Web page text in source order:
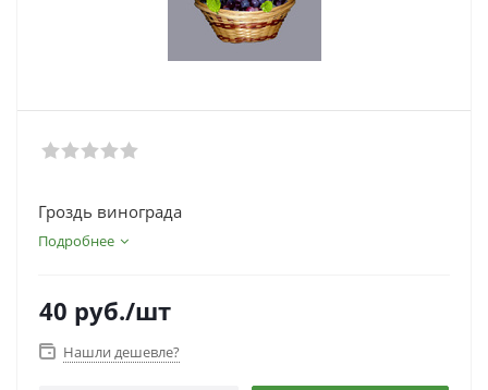
Гроздь винограда
Подробнее
40 руб./шт
Нашли дешевле?